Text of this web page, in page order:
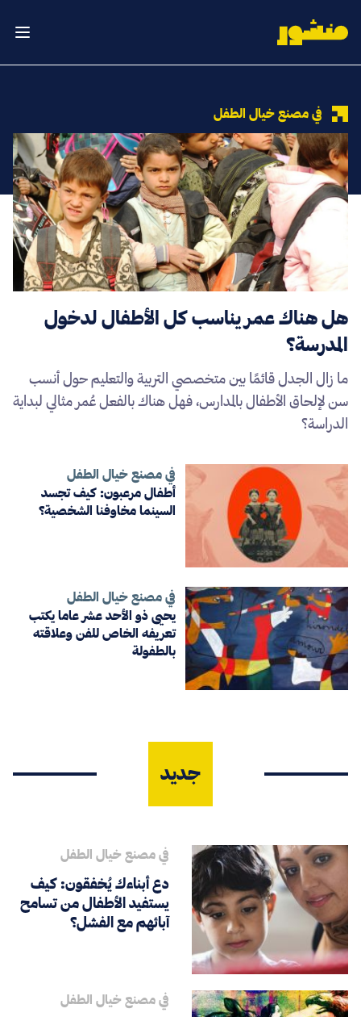
الصفحة الرئيسية
فتح
في مصنع خيال الطفل
هل هناك عمر يناسب كل الأطفال لدخول
المدرسة؟
ما زال الجدل قائمًا بين متخصصي التربية والتعليم حول أنسب
سن لإلحاق الأطفال بالمدارس، فهل هناك بالفعل عُمر مثالي لبداية
الدراسة؟
في مصنع خيال الطفل
أطفال مرعبون: كيف تجسد
السينما مخاوفنا الشخصية؟
في مصنع خيال الطفل
يحيى ذو الأحد عشر عاما يكتب
تعريفه الخاص للفن وعلاقته
بالطفولة
جديد
في مصنع خيال الطفل
دع أبناءك يُخفقون: كيف
يستفيد الأطفال من تسامح
آبائهم مع الفشل؟
في مصنع خيال الطفل